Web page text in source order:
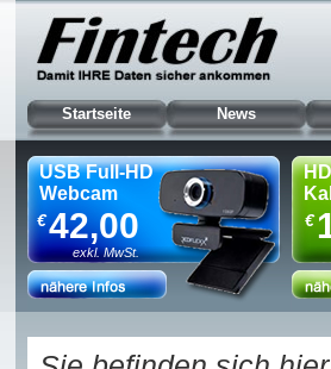
Startseite News
USB Full-HD
Webcam
42,00
€
exkl. MwSt.
€